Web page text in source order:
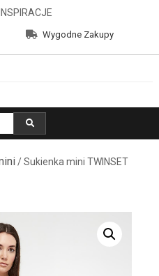
Wygodne Zakupy
/ Sukienka mini TWINSET